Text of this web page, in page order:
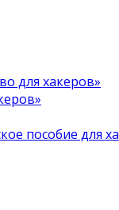
для хакеров»
пособие для